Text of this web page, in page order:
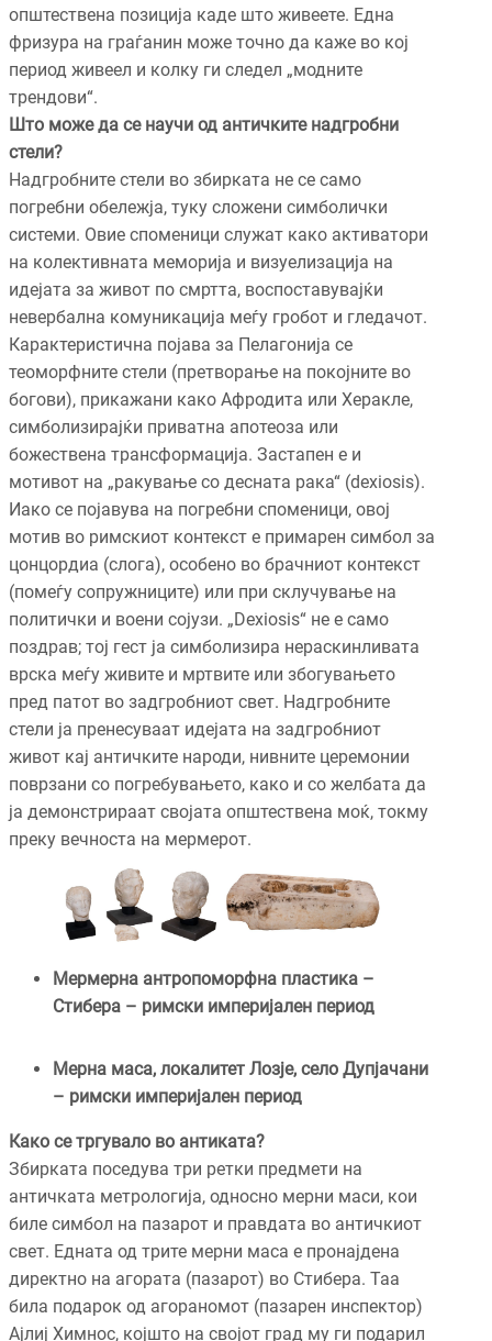
општествена позиција каде што живеете. Една
фризура на граѓанин може точно да каже во кој
период живеел и колку ги следел „модните
трендови“.
Што може да се научи од античките надгробни
стели?
Надгробните стели во збирката не се само
погребни обележја, туку сложени симболички
системи. Овие споменици служат како активатори
на колективната меморија и визуелизација на
идејата за живот по смртта, воспоставувајќи
невербална комуникација меѓу гробот и гледачот.
Карактеристична појава за Пелагонија се
теоморфните стели (претворање на покојните во
богови), прикажани како Афродита или Херакле,
симболизирајќи приватна апотеоза или
божествена трансформација. Застапен е и
мотивот на „ракување со десната рака“ (dexiosis).
Иако се појавува на погребни споменици, овој
мотив во римскиот контекст е примарен симбол за
цонцордиа (слога), особено во брачниот контекст
(помеѓу сопружниците) или при склучување на
политички и воени сојузи. „Dexiosis“ не е само
поздрав; тој гест ја симболизира нераскинливата
врска меѓу живите и мртвите или збогувањето
пред патот во задгробниот свет. Надгробните
стели ја пренесуваат идејата на задгробниот
живот кај античките народи, нивните церемонии
поврзани со погребувањето, како и со желбата да
ја демонстрираат својата општествена моќ, токму
преку вечноста на мермерот.
Мермерна антропоморфна пластика –
Стибера – римски империјален период
Мерна маса, локалитет Лозје, село Дупјачани
– римски империјален период
Како се тргувало во антиката?
Збирката поседува три ретки предмети на
античката метрологија, односно мерни маси, кои
биле симбол на пазарот и правдата во античкиот
свет. Едната од трите мерни маса е пронајдена
директно на агората (пазарот) во Стибера. Таа
била подарок од агораномот (пазарен инспектор)
Ајлиј Химнос, којшто на својот град му ги подарил